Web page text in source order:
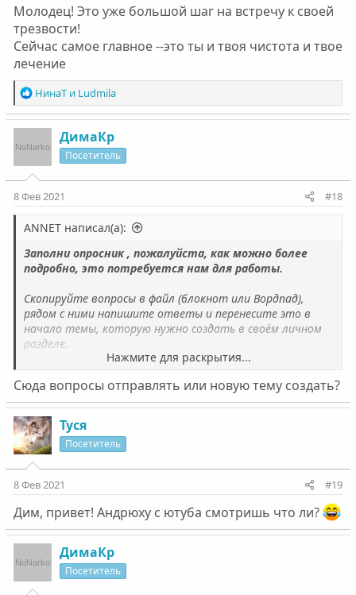
Молодец! Это уже большой шаг на встречу к своей
трезвости!
Сейчас самое главное --это ты и твоя чистота и твое
лечение
Р
е
а
ц
и
и
:
НинаТи Ludmila
ДимаКр
Посетитель
8 Фев 2021 #18
ANNET написал(а):
Заполни опросник , пожалуйста, как можно более
подробно, это потребуется нам для работы.
Скопируйте вопросы в файл (блокнот или Вордпад),
рядом с ними напишите ответы и перенесите это в
начало темы, которую нужно создать в своём личном
разделе.
1. Как считаете, кто или что подтолкнуло вас к болезни
(наркомании, алкоголизму, игромании)?
2. С кем проживали в детстве (состав семьи)? Кто был
главный в семье? Какие отношения были в семье?
3. Как считаете, вас правильно воспитывали? Если
4. Как учились в школе? Какой был любимый предмет?
5. Какие отношения были с одноклассниками? Были
друзья в детстве?
Нажмите для раскрытия...
Сюда вопросы отправлять или новую тему создать?
Туся
Посетитель
8 Фев 2021 #19
Дим, привет! Андрюху с ютуба смотришь что ли?
ДимаКр
Посетитель